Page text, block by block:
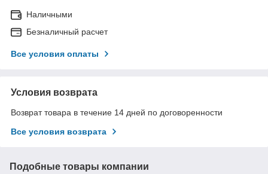
Наличными
Безналичный расчет
Все условия оплаты
Условия возврата
Возврат товара в течение 14 дней по договоренности
Все условия возврата
Подобные товары компании